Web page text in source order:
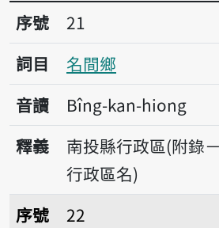
序號21名間鄉
序號
21
詞目
名間鄉
音讀
Bîng-kan-hiong
釋義
南投縣行政區(附錄
行政區名)
序號22牡丹鄉
序號
22